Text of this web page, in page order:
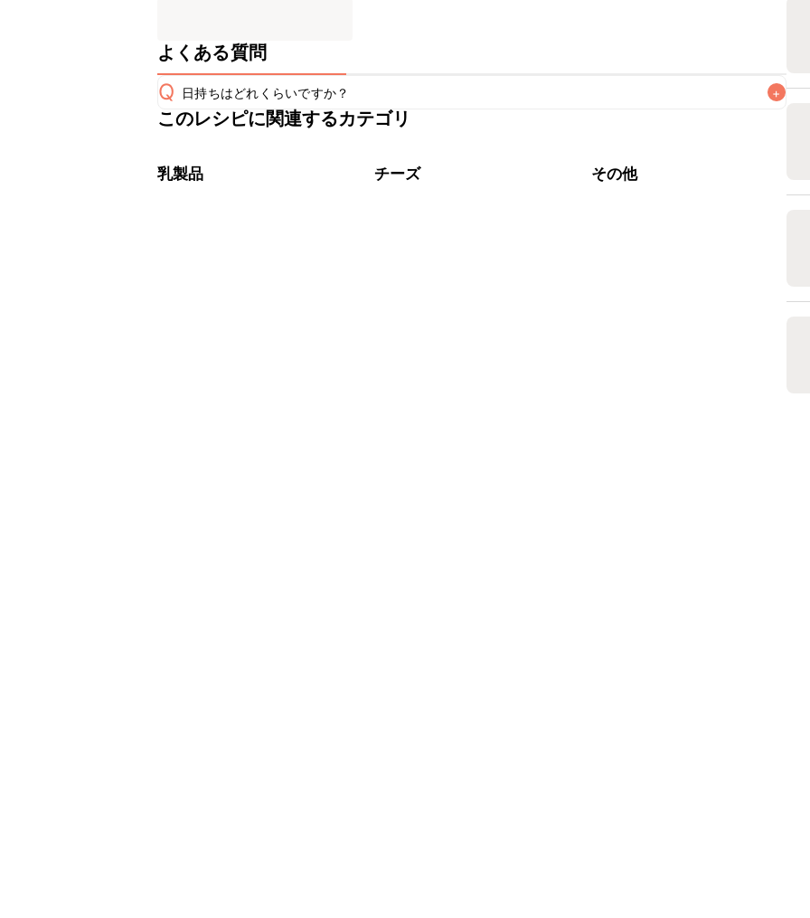
よくある質問
Q 日持ちはどれくらいですか？ +
保存期間は冷蔵で翌日中が目安です。なるべくお早めにお召し上がりください。
※日持ちは目安です。
このレシピに関連するカテゴリ
乳製品 チーズ その他